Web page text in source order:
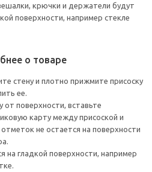
крючки и держатели будут
поверхности, например стекле
о товаре
стену и плотно прижмите присоску
ее.
поверхности, вставьте
карту между присоской и
не остается на поверхности
на гладкой поверхности, например